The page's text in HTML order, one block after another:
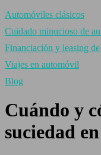
Automóviles clásicos
Cuidado minucioso de
Financiación y leasing
Viajes en automóvil
Blog
Cuándo y
suciedad